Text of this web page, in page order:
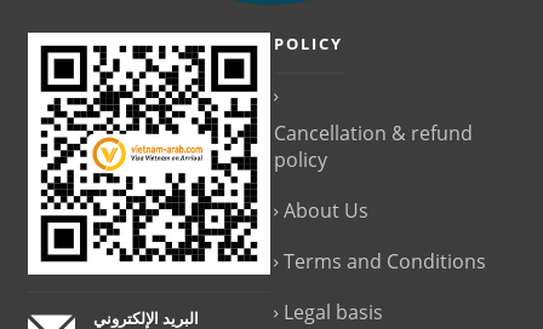
البريد الإلكتروني
POLICY
Cancellation & refund
policy
About Us
Terms and Conditions
Legal basis